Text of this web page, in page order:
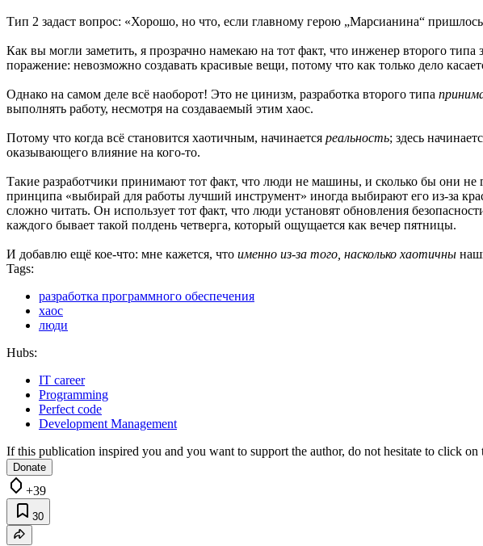
Тип 2 задаст вопрос: «Хорошо, но что, если главному герою „Марсианина“ пришлось
Как вы могли заметить, я прозрачно намекаю на тот факт, что инженер второго типа
поражение: невозможно создавать красивые вещи, потому что как только дело
Однако на самом деле всё наоборот! Это не цинизм, разработка второго типа
выполнять работу, несмотря на создаваемый этим хаос.
Потому что когда всё становится хаотичным, начинается реальность; здесь
оказывающего влияние на кого-то.
Такие разработчики принимают тот факт, что люди не машины, и сколько бы они
принципа «выбирай для работы лучший инструмент» иногда выбирают его из-за
сложно читать. Он использует тот факт, что люди установят обновления
каждого бывает такой полдень четверга, который ощущается как вечер пятницы.
И добавлю ещё кое-что: мне кажется, что именно из-за того, насколько хаотичны
Tags:
разработка программного обеспечения
хаос
люди
Hubs:
IT career
Programming
Perfect code
Development Management
If this publication inspired you and you want to support the author, do not hesitate to click on
Donate
+39
30